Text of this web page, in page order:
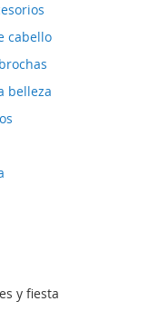
cabello
belleza
y fiesta